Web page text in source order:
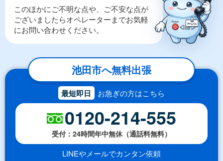
このほかにご不明な点や、ご不安な点が
ございましたらオペレーターまでお気軽
にお問い合わせください。
池田市へ無料出張
最短即日 お急ぎの方はこちら
0120-214-555
受付：24時間年中無休（通話料無料）
LINEやメールでカンタン依頼